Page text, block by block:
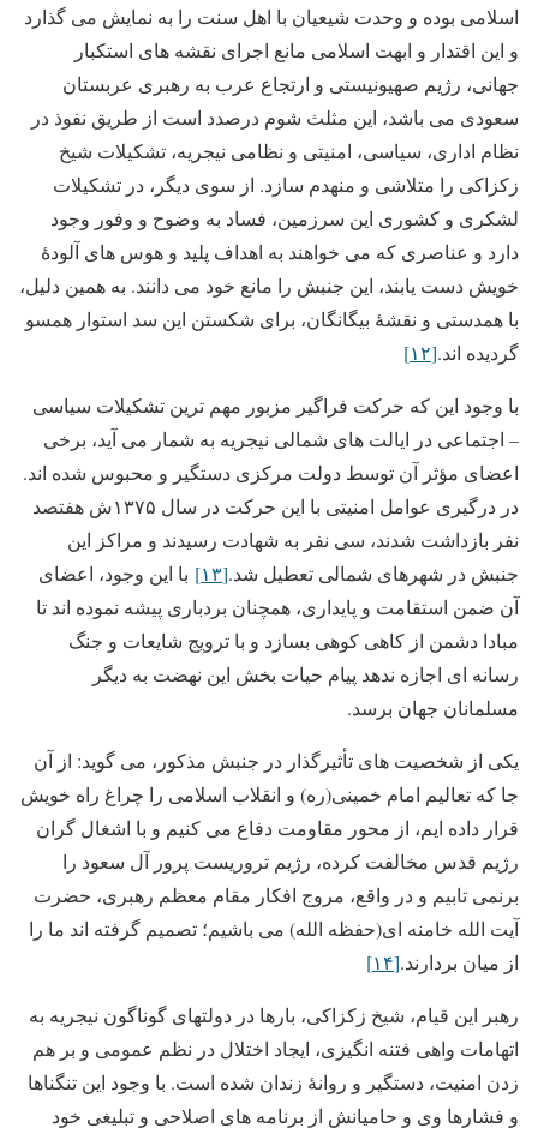
اسلامی بوده و وحدت شیعیان با اهل سنت را به نمایش می گذارد
و این اقتدار و ابهت اسلامی مانع اجرای نقشه های استکبار
جهانی، رژیم صهیونیستی و ارتجاع عرب به رهبری عربستان
سعودی می باشد، این مثلث شوم درصدد است از طریق نفوذ در
نظام اداری، سیاسی، امنیتی و نظامی نیجریه، تشکیلات شیخ
زکزاکی را متلاشی و منهدم سازد. از سوی دیگر، در تشکیلات
لشکری و کشوری این سرزمین، فساد به وضوح و وفور وجود
دارد و عناصری که می خواهند به اهداف پلید و هوس های آلودۀ
خویش دست یابند، این جنبش را مانع خود می دانند. به همین دلیل،
با همدستی و نقشۀ بیگانگان، برای شکستن این سد استوار همسو
گردیده اند.[۱۲]
با وجود این که حرکت فراگیر مزبور مهم ترین تشکیلات سیاسی
– اجتماعی در ایالت های شمالی نیجریه به شمار می آید، برخی
اعضای مؤثر آن توسط دولت مرکزی دستگیر و محبوس شده اند.
در درگیری عوامل امنیتی با این حرکت در سال ۱۳۷۵ش هفتصد
نفر بازداشت شدند، سی نفر به شهادت رسیدند و مراکز این
جنبش در شهرهای شمالی تعطیل شد.[۱۳]
با این وجود، اعضای
آن ضمن استقامت و پایداری، همچنان بردباری پیشه نموده اند تا
مبادا دشمن از کاهی کوهی بسازد و با ترویج شایعات و جنگ
رسانه ای اجازه ندهد پیام حیات بخش این نهضت به دیگر
مسلمانان جهان برسد.
یکی از شخصیت های تأثیرگذار در جنبش مذکور، می گوید: از آن
جا که تعالیم امام خمینی(ره) و انقلاب اسلامی را چراغ راه خویش
قرار داده ایم، از محور مقاومت دفاع می کنیم و با اشغال گران
رژیم قدس مخالفت کرده، رژیم تروریست پرور آل سعود را
برنمی تابیم و در واقع، مروج افکار مقام معظم رهبری، حضرت
آیت الله خامنه ای(حفظه الله) می باشیم؛ تصمیم گرفته اند ما را
از میان بردارند.[۱۴]
رهبر این قیام، شیخ زکزاکی، بارها در دولتهای گوناگون نیجریه به
اتهامات واهی فتنه انگیزی، ایجاد اختلال در نظم عمومی و بر هم
زدن امنیت، دستگیر و روانۀ زندان شده است. با وجود این تنگناها
و فشارها وی و حامیانش از برنامه های اصلاحی و تبلیغی خود